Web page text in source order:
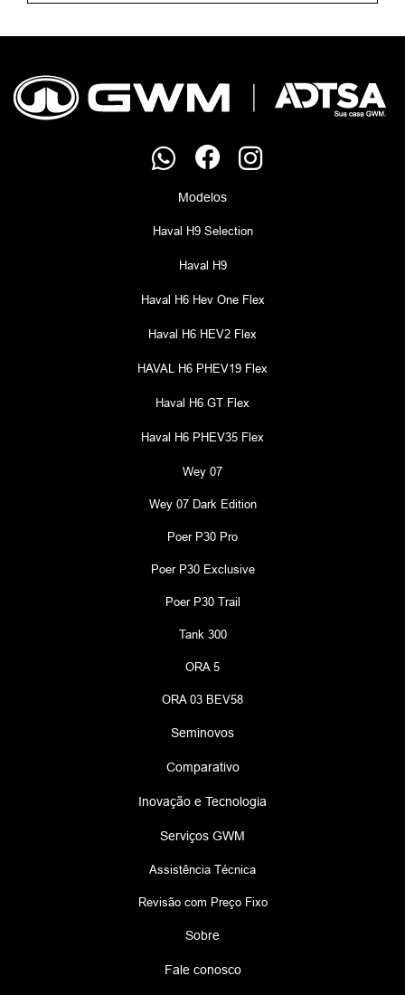
Modelos
Haval H9 Selection
Haval H9
Haval H6 Hev One Flex
Haval H6 HEV2 Flex
HAVAL H6 PHEV19 Flex
Haval H6 GT Flex
Haval H6 PHEV35 Flex
Wey 07
Wey 07 Dark Edition
Poer P30 Pro
Poer P30 Exclusive
Poer P30 Trail
Tank 300
ORA 5
ORA 03 BEV58
Seminovos
Comparativo
Inovação e Tecnologia
Serviços GWM
Assistência Técnica
Revisão com Preço Fixo
Sobre
Fale conosco